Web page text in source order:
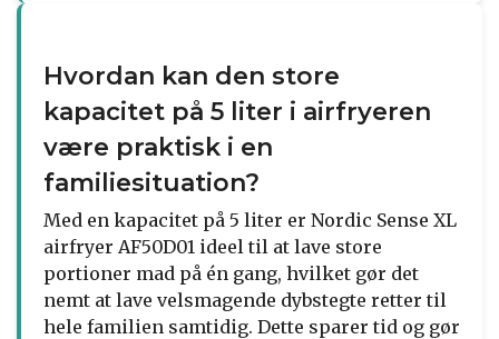
Hvordan kan den store
kapacitet på 5 liter i airfryeren
være praktisk i en
familiesituation?
Med en kapacitet på 5 liter er Nordic Sense XL
airfryer AF50D01 ideel til at lave store
portioner mad på én gang, hvilket gør det
nemt at lave velsmagende dybstegte retter til
hele familien samtidig. Dette sparer tid og gør